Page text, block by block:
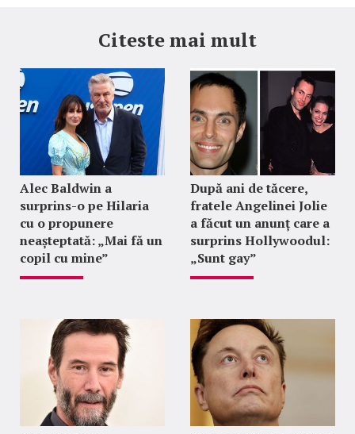
Citeste mai mult
Alec Baldwin a
surprins-o pe Hilaria
cu o propunere
neașteptată: „Mai fă un
copil cu mine”
După ani de tăcere,
fratele Angelinei Jolie
a făcut un anunț care a
surprins Hollywoodul:
„Sunt gay”